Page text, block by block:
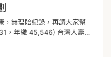
有沒有超過&gt;&lt;這邊感謝
，無理賠紀錄，再請大家幫
，年繳 45,546) 台灣人壽新
T04Q3) / 1000元 / 20
療終身健康保險附約 (7L3) /